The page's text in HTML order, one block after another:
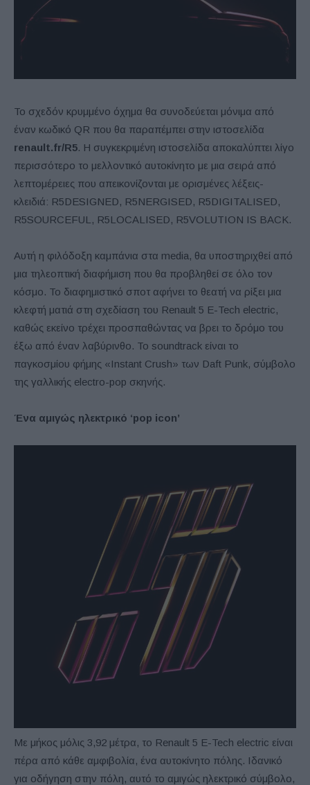
Το σχεδόν κρυμμένο όχημα θα συνοδεύεται μόνιμα από
έναν κωδικό QR που θα παραπέμπει στην ιστοσελίδα
renault.fr/R5. Η συγκεκριμένη ιστοσελίδα αποκαλύπτει λίγο
περισσότερο το μελλοντικό αυτοκίνητο με μια σειρά από
λεπτομέρειες που απεικονίζονται με ορισμένες λέξεις-
κλειδιά: R5DESIGNED, R5NERGISED, R5DIGITALISED,
R5SOURCEFUL, R5LOCALISED, R5VOLUTION IS BACK.
Αυτή η φιλόδοξη καμπάνια στα media, θα υποστηριχθεί από
μια τηλεοπτική διαφήμιση που θα προβληθεί σε όλο τον
κόσμο. Το διαφημιστικό σποτ αφήνει το θεατή να ρίξει μια
κλεφτή ματιά στη σχεδίαση του Renault 5 E-Tech electric,
καθώς εκείνο τρέχει προσπαθώντας να βρει το δρόμο του
έξω από έναν λαβύρινθο. Το soundtrack είναι το
παγκοσμίου φήμης «Instant Crush» των Daft Punk, σύμβολο
της γαλλικής electro-pop σκηνής.
Ένα αμιγώς ηλεκτρικό ‘pop icon’
Με μήκος μόλις 3,92 μέτρα, το Renault 5 E-Tech electric είναι
πέρα από κάθε αμφιβολία, ένα αυτοκίνητο πόλης. Ιδανικό
για οδήγηση στην πόλη, αυτό το αμιγώς ηλεκτρικό σύμβολο,